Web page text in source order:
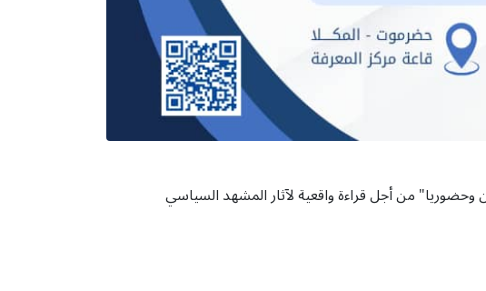
من أجل قراءة واقعية لآثار المشهد السياسي